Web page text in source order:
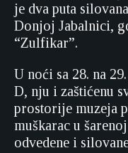
je dva puta
Donjoj Jabalnici,
“Zulfikar”.
U noći sa 28. na
D, nju i zaštićenu
prostorije muzeja
muškarac u
odvedene i